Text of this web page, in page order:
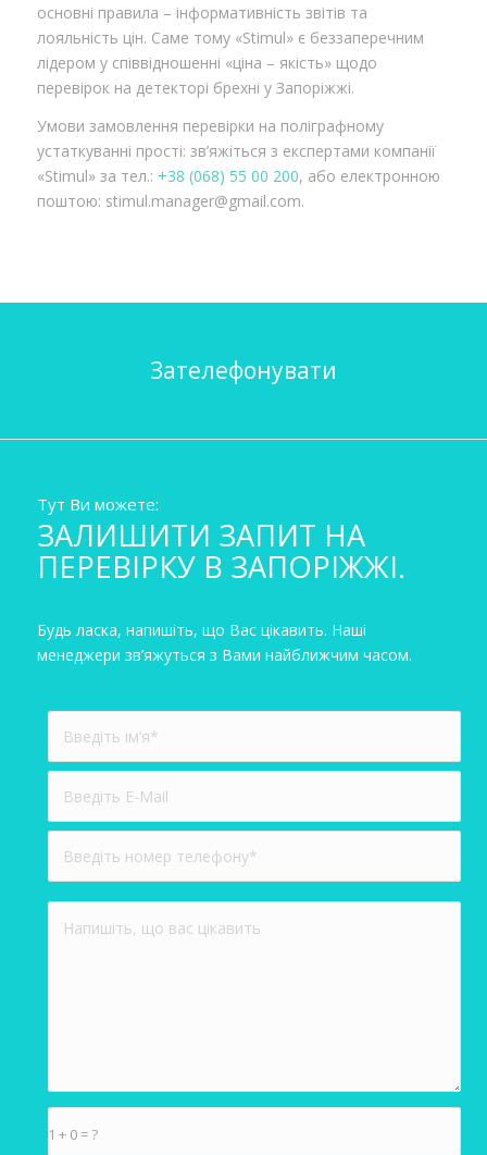
основні правила – інформативність звітів та
лояльність цін. Саме тому «Stimul» є беззаперечним
лідером у співвідношенні «ціна – якість» щодо
перевірок на детекторі брехні у Запоріжжі.
Умови замовлення перевірки на поліграфному
устаткуванні прості: зв’яжіться з експертами компанії
«Stimul» за тел.: +38 (068) 55 00 200, або електронною
поштою: stimul.manager@gmail.com.
Зателефонувати
Тут Ви можете:
ЗАЛИШИТИ ЗАПИТ НА
ПЕРЕВІРКУ В ЗАПОРІЖЖІ.
Будь ласка, напишіть, що Вас цікавить. Наші
менеджери зв’яжуться з Вами найближчим часом.
1 + 0 = ?